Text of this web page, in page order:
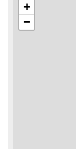
+
−